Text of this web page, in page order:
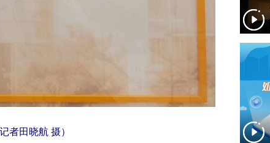
者田晓航 摄）